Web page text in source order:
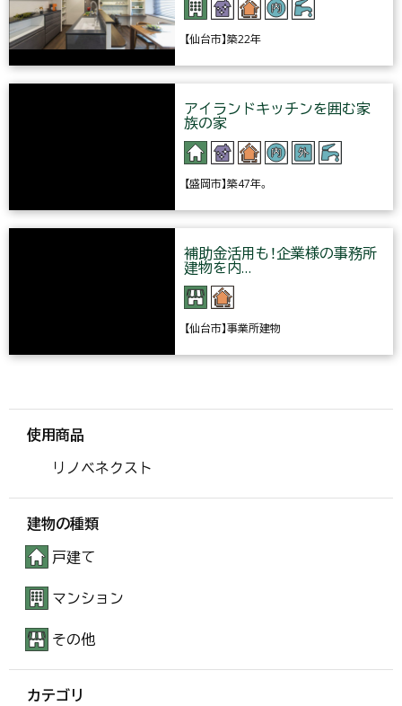
【仙台市】築22年
アイランドキッチンを囲む家
族の家
【盛岡市】築47年。
補助金活用も！企業様の事務所
建物を内…
【仙台市】事業所建物
使用商品
リノベネクスト
建物の種類
戸建て
マンション
その他
カテゴリ